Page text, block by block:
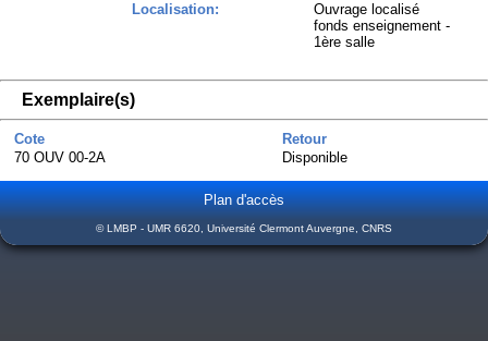
Localisation:
Ouvrage localisé
fonds enseignement -
1ère salle
Exemplaire(s)
Cote
Retour
70 OUV 00-2A
Disponible
Plan d'accès
© LMBP - UMR 6620, Université Clermont Auvergne, CNRS